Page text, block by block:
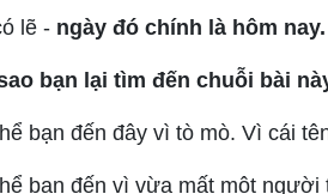
lẽ -ngày đó chính là hôm nay.
bạn lại tìm đến chuỗi bài
bạn đến đây vì tò mò. Vì cái
bạn đến vì vừa mất một